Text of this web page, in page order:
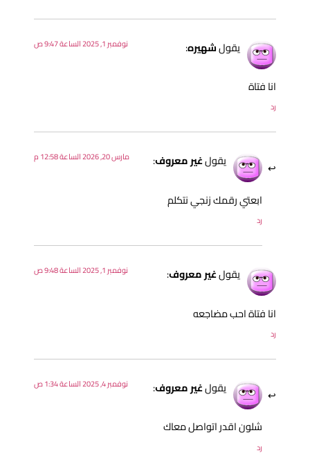
يقولشهيره
يقولغير معروف: مارس 20, 2026 الساعة 12:58 م
ابعتي رقمك زنجي نتكلم
يقولغير معروف:
فتاة احب مضاجعه
يقولغير معروف: نوفمبر 4, 2025 الساعة 1:34 ص
شلون اقدر اتواصل معاك